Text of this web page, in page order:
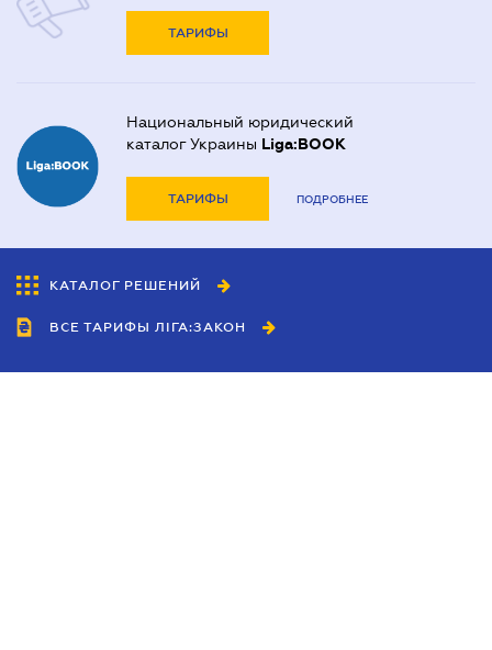
ТАРИФЫ
Национальный юридический
каталог Украины Liga:BOOK
ТАРИФЫ ПОДРОБНЕЕ
КАТАЛОГ РЕШЕНИЙ
ВСЕ ТАРИФЫ ЛІГА:ЗАКОН